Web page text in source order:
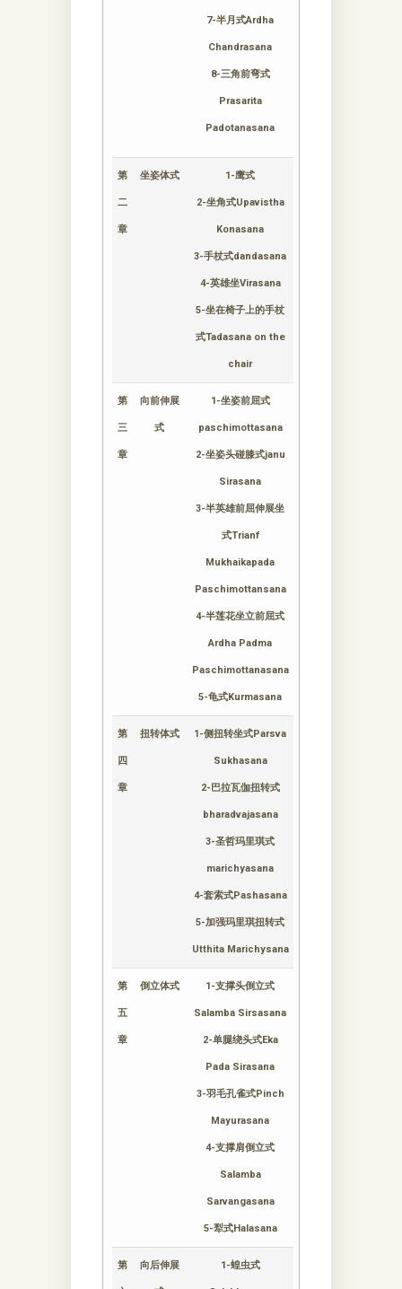
7-半月式Ardha
Chandrasana
8-三角前弯式
Prasarita
Padotanasana
第
二
章
坐姿体式 1-鹰式
2-坐角式Upavistha
Konasana
3-手杖式dandasana
4-英雄坐Virasana
5-坐在椅子上的手杖
式Tadasana on the
chair
第
三
章
向前伸展
式
1-坐姿前屈式
paschimottasana
2-坐姿头碰膝式janu
Sirasana
3-半英雄前屈伸展坐
式Trianf
Mukhaikapada
Paschimottansana
4-半莲花坐立前屈式
Ardha Padma
Paschimottanasana
5-龟式Kurmasana
第
四
章
扭转体式 1-侧扭转坐式Parsva
Sukhasana
2-巴拉瓦伽扭转式
bharadvajasana
3-圣哲玛里琪式
marichyasana
4-套索式Pashasana
5-加强玛里琪扭转式
Utthita Marichysana
第
五
章
倒立体式 1-支撑头倒立式
Salamba Sirsasana
2-单腿绕头式Eka
Pada Sirasana
3-羽毛孔雀式Pinch
Mayurasana
4-支撑肩倒立式
Salamba
Sarvangasana
5-犁式Halasana
第 向后伸展 1-蝗虫式